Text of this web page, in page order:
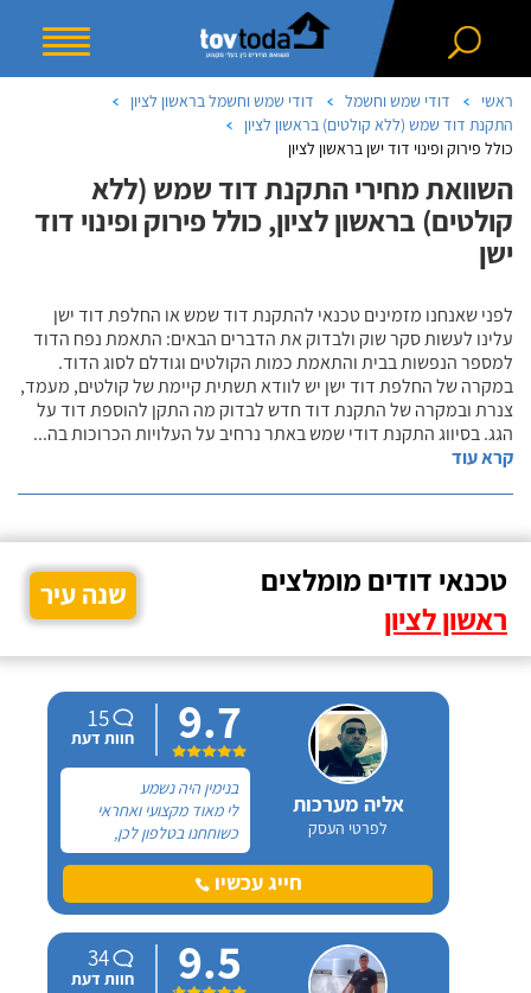
ראשי דודי שמש וחשמל
דודי שמש וחשמל בראשון לציון
התקנת דוד שמש (ללא קולטים) בראשון לציון
כולל פירוק ופינוי דוד ישן בראשון לציון
השוואת מחירי התקנת דוד שמש (ללא
קולטים) בראשון לציון, כולל פירוק ופינוי דוד
ישן
לפני שאנחנו מזמינים טכנאי להתקנת דוד שמש או החלפת דוד ישן
עלינו לעשות סקר שוק ולבדוק את הדברים הבאים: התאמת נפח הדוד
למספר הנפשות בבית והתאמת כמות הקולטים וגודלם לסוג הדוד.
במקרה של החלפת דוד ישן יש לוודא תשתית קיימת של קולטים, מעמד,
צנרת ובמקרה של התקנת דוד חדש לבדוק מה התקן להוספת דוד על
הגג. בסיווג התקנת דודי שמש באתר נרחיב על העלויות הכרוכות בה...
קרא עוד
טכנאי דודים מומלצים
ראשון לציון
שנה עיר
אליה מערכות
לפרטי העסק
9.7
15
חוות דעת
בנימין היה נשמע
לי מאוד מקצועי ואחראי
כשוחחנו בטלפון לכן,
הזמנתי אותו להחלפת דוד
שמש וקולטים בבניין בו אני
גרה והוא אכן נתן שירות
עבודה נקייה ומסודרת.
חייג עכשיו
9.5
34
חוות דעת